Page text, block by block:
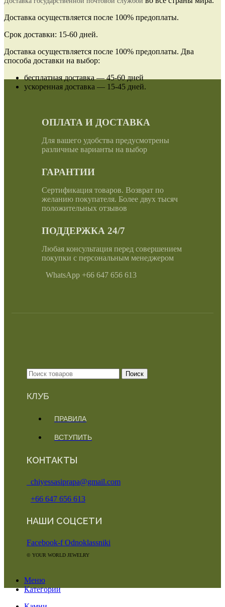
Доставка осуществляется после 100% предоплаты.
Срок доставки: 15-60 дней.
Доставка осуществляется после 100% предоплаты. Два
способа доставки на выбор:
бесплатная доставка — 45-60 дней
ускоренная доставка — 15-45 дней.
ОПЛАТА И ДОСТАВКА
Для вашего удобства предусмотрены
различные варианты на выбор
ГАРАНТИИ
Сертификация товаров. Возврат по
желанию покупателя. Более двух тысяч
положительных отзывов
ПОДДЕРЖКА 24/7
Любая консультация перед совершением
покупки с персональным менеджером
WhatsApp +66 647 656 613
Поиск
КЛУБ
ПРАВИЛА
ВСТУПИТЬ
КОНТАКТЫ
chiyessasiprapa@gmail.com
+66 647 656 613
НАШИ СОЦСЕТИ
Facebook-f Odnoklassniki
© YOUR WORLD JEWELRY
Меню
Категории